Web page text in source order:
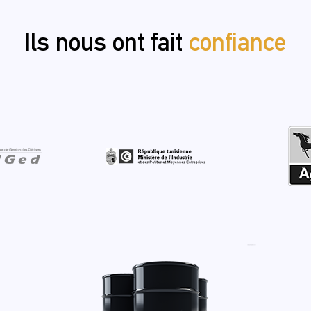
Ils nous ont fait confiance